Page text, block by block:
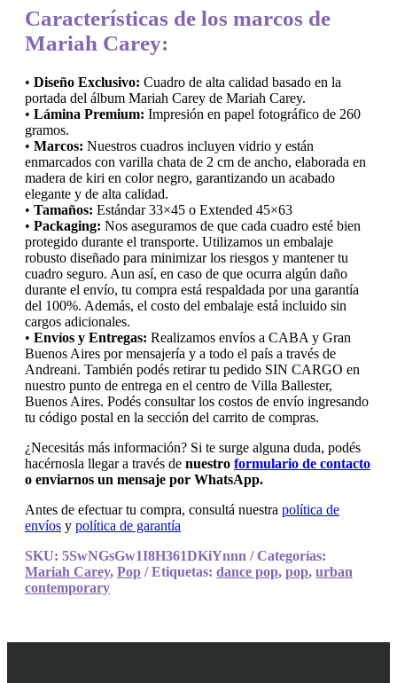
Características de los marcos de
Mariah Carey:
• Diseño Exclusivo: Cuadro de alta calidad basado en la
portada del álbum Mariah Carey de Mariah Carey.
• Lámina Premium: Impresión en papel fotográfico de 260
gramos.
• Marcos: Nuestros cuadros incluyen vidrio y están
enmarcados con varilla chata de 2 cm de ancho, elaborada en
madera de kiri en color negro, garantizando un acabado
elegante y de alta calidad.
• Tamaños: Estándar 33×45 o Extended 45×63
• Packaging: Nos aseguramos de que cada cuadro esté bien
protegido durante el transporte. Utilizamos un embalaje
robusto diseñado para minimizar los riesgos y mantener tu
cuadro seguro. Aun así, en caso de que ocurra algún daño
durante el envío, tu compra está respaldada por una garantía
del 100%. Además, el costo del embalaje está incluido sin
cargos adicionales.
• Envíos y Entregas: Realizamos envíos a CABA y Gran
Buenos Aires por mensajería y a todo el país a través de
Andreani. También podés retirar tu pedido SIN CARGO en
nuestro punto de entrega en el centro de Villa Ballester,
Buenos Aires. Podés consultar los costos de envío ingresando
tu código postal en la sección del carrito de compras.
¿Necesitás más información? Si te surge alguna duda, podés
hacérnosla llegar a través de nuestro formulario de contacto
o enviarnos un mensaje por WhatsApp.
Antes de efectuar tu compra, consultá nuestra política de
envíos y política de garantía
SKU: 5SwNGsGw1I8H361DKiYnnn
Categorías:
Mariah Carey, Pop Etiquetas: dance pop, pop, urban
contemporary